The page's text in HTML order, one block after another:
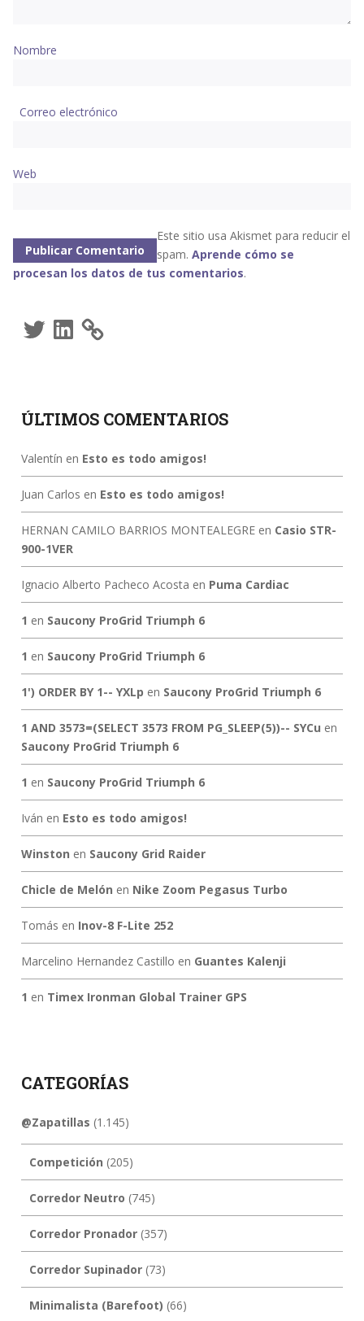
Nombre
Correo electrónico
Web
Este sitio usa Akismet para reducir el
spam. Aprende cómo se
procesan los datos de tus comentarios.
TwitterLinkedIn
ÚLTIMOS COMENTARIOS
Valentín en Esto es todo amigos!
Juan Carlos en Esto es todo amigos!
HERNAN CAMILO BARRIOS MONTEALEGREen Casio STR-
900-1VER
Ignacio Alberto Pacheco Acosta en Puma Cardiac
1 en Saucony ProGrid Triumph 6
1 en Saucony ProGrid Triumph 6
1') ORDER BY 1-- YXLp en Saucony ProGrid Triumph 6
1 AND 3573=(SELECT 3573 FROM PG_SLEEP(5))-- SYCu en
Saucony ProGrid Triumph 6
1 en Saucony ProGrid Triumph 6
Iván en Esto es todo amigos!
Winston en Saucony Grid Raider
Chicle de Melón en Nike Zoom Pegasus Turbo
Tomás en Inov-8 F-Lite 252
Marcelino Hernandez Castillo en Guantes Kalenji
1 en Timex Ironman Global Trainer GPS
CATEGORÍAS
@Zapatillas (1.145)
Competición (205)
Corredor Neutro (745)
Corredor Pronador(357)
Corredor Supinador(73)
Minimalista (Barefoot) (66)